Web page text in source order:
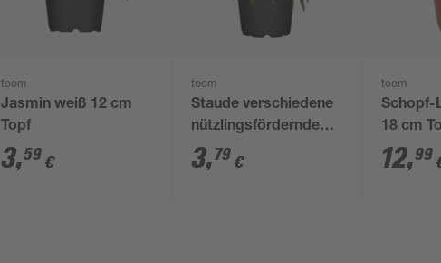
toom
Jasmin weiß 12 cm
Topf
3,59 €
toom
Staude verschiedene
nützlingsfördernde
Sorten 13 cm Topf
3,79 €
toom
Schopf-
18 cm
12,99